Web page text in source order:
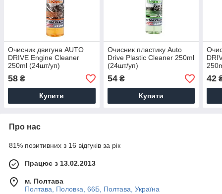
Очисник двигуна AUTO
DRIVE Engine Cleaner
250ml (24шт/уп)
58 ₴
Купити
Очисник пластику Auto
Drive Plastic Cleaner 250ml
(24шт/уп)
54₴
Купити
42
Про нас
81% позитивних з 16 відгуків за рік
Працює з 13.02.2013
м. Полтава
Полтава, Половка, 66Б, Полтава, Україна